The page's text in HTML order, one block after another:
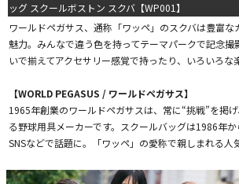
ッグ スクールボストン スクバ【WP001】
ワールドペガサス、通称「ワッペ」のスクバは豊富
魅力。みんなで違う色を持ってテーマパークで記念
いで揃えてアクセサリー感覚で持ったり、いろいろな
【WORLD PEGASUS / ワールドペガサス】
1965年創業のワールドペガサスは、常に“挑戦”を掲
る野球用具メーカーです。スクールバッグは1986年
SNSなどで話題に。「ワッペ」の愛称で親しまれる人